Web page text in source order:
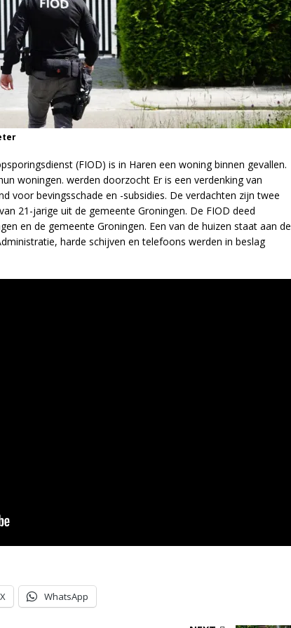
(FIOD) is in Haren een woning binnen gevallen.
woningen. werden doorzocht Er is een verdenking van
voor bevingsschade en -subsidies. De verdachten zijn twee
21-jarige uit de gemeente Groningen. De FIOD deed
en de gemeente Groningen. Een van de huizen staat aan de
harde schijven en telefoons werden in beslag
X WhatsApp